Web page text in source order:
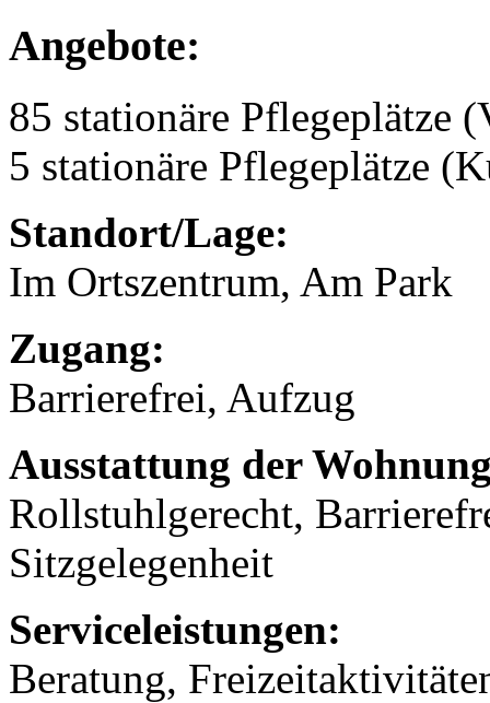
Angebote:
85 stationäre Pflegeplätze
5 stationäre Pflegeplätze
Standort/Lage:
Im Ortszentrum, Am Park
Zugang:
Barrierefrei, Aufzug
Ausstattung der
Rollstuhlgerecht,
Sitzgelegenheit
Serviceleistungen:
Beratung,